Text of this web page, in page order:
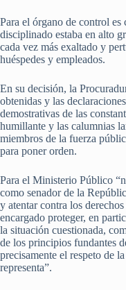
Para el órgano de control
disciplinado estaba en alto
cada vez más exaltado y
huéspedes y empleados.
En su decisión, la
obtenidas y las
demostrativas de las
humillante y las calumnias
miembros de la fuerza
para poner orden.
Para el Ministerio Público
como senador de la
y atentar contra los
encargado proteger, en
la situación cuestionada,
de los principios fundantes
precisamente el respeto de
representa”.